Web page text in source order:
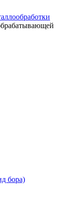
бора)